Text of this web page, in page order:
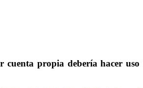
propia debería hacer